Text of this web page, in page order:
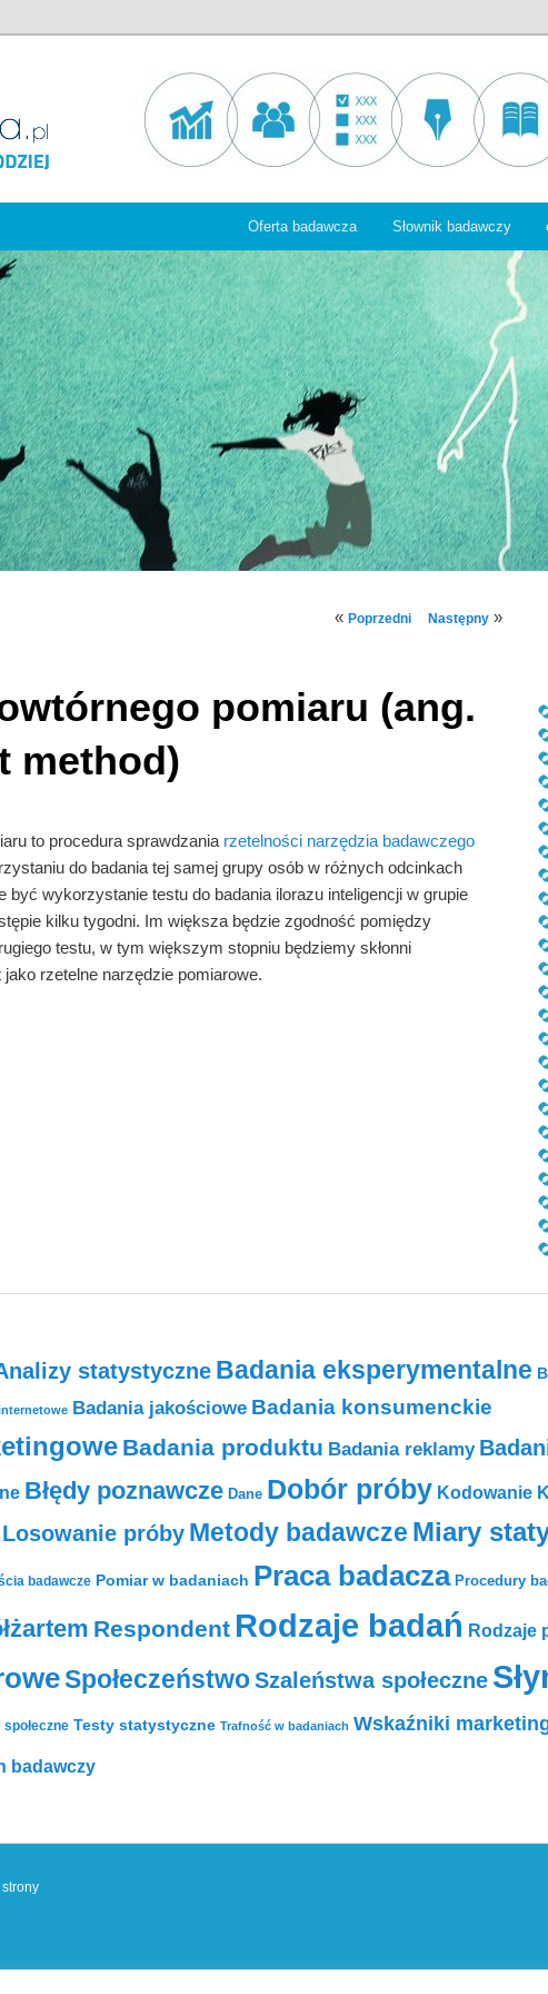
Oferta badawcza Słownik badawczy
Nawigacja
«Poprzedni Następny »
pomiaru (ang.
method)
to procedura sprawdzania rzetelności narzędzia badawczego
do badania tej samej grupy osób w różnych odcinkach
być wykorzystanie testu do badania ilorazu inteligencji w grupie
kilku tygodni. Im większa będzie zgodność pomiędzy
testu, w tym większym stopniu będziemy skłonni
rzetelne narzędzie pomiarowe.
statystyczne Badania eksperymentalne
Badania jakościowe Badania konsumenckie
Badania produktu Badania reklamy
Błędy poznawcze Dane Dobór próby Kodowanie
Losowanie próby Metody badawcze Miary
badawcze Pomiar w badaniach Praca badacza Procedury
Respondent Rodzaje badań Rodzaje
SpołeczeństwoSzaleństwa społeczne
społeczne Testy statystyczne Trafność w badaniach Wskaźniki
badawczy
strony